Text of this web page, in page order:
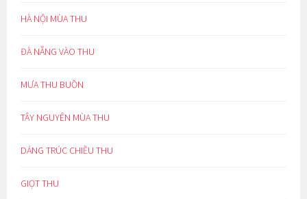
HÀ NỘI MÙA THU
ĐÀ NẴNG VÀO THU
MƯA THU BUỒN
TÂY NGUYÊN MÙA THU
DÁNG TRÚC CHIỀU THU
GIỌT THU